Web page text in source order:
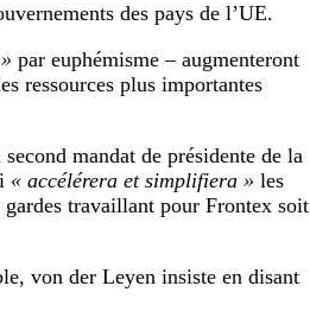
des pays de l’UE.
par euphémisme – augmenteront
ressources plus importantes
mandat de présidente de la
« accélérera et simplifiera » les
travaillant pour Frontex soit
von der Leyen insiste en disant